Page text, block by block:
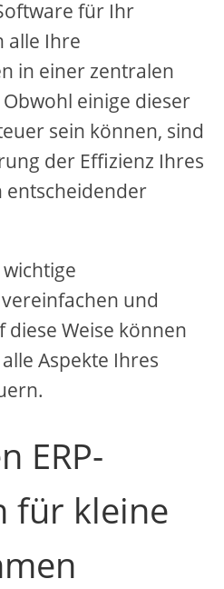
für Ihr
alle Ihre
in einer zentralen
einige dieser
sein können, sind
der Effizienz Ihres
entscheidender
und
Weise können
Aspekte Ihres
ERP-
für kleine